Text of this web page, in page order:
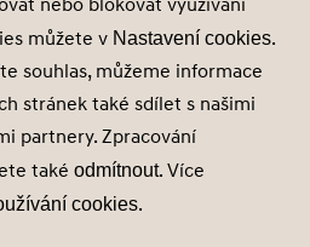
cookies
osobních údajů
příjemců
souhlasů
nebo blokovat využívání
můžete v Nastavení cookies.
souhlas, můžeme informace
stránek také sdílet s našimi
partnery. Zpracování
také odmítnout. Více
cookies.